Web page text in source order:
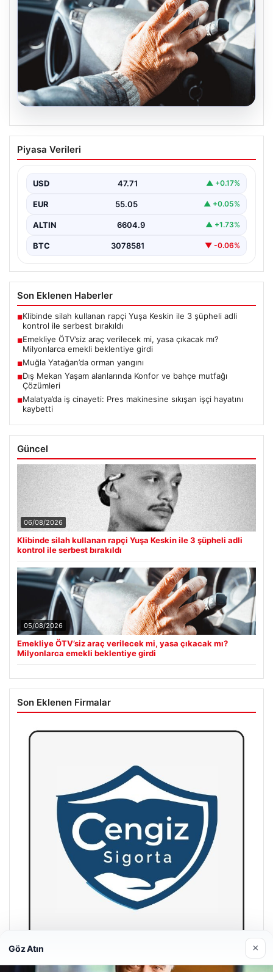
Emekliye ÖTV’siz araç verilecek mi,
yasa çıkacak mı? Milyonlarca emekli
Piyasa Verileri
USD 47.71 ▲ +0.17%
EUR 55.05 ▲ +0.05%
ALTIN 6604.9 ▲ +1.73%
BTC 3078581 ▼ -0.06%
Son Eklenen Haberler
■Klibinde silah kullanan rapçi Yuşa Keskin ile 3 şüpheli adli
kontrol ile serbest bırakıldı
■Emekliye ÖTV’siz araç verilecek mi, yasa çıkacak mı?
Milyonlarca emekli beklentiye girdi
■Muğla Yatağan’da orman yangını
■Dış Mekan Yaşam alanlarında Konfor ve bahçe mutfağı
Çözümleri
■Malatya’da iş cinayeti: Pres makinesine sıkışan işçi hayatını
kaybetti
Güncel
06/08/2026
Klibinde silah kullanan rapçi Yuşa Keskin ile 3 şüpheli adli
kontrol ile serbest bırakıldı
05/08/2026
Emekliye ÖTV’siz araç verilecek mi, yasa çıkacak mı?
Milyonlarca emekli beklentiye girdi
Son Eklenen Firmalar
Göz Atın ×